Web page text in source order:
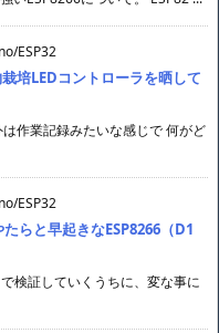
ESP32
培LEDコントローラを晒して
作業記録みたいな感じで 何がど
ESP32
らと早起きなESP8266（D1
検証していくうちに、変な事に